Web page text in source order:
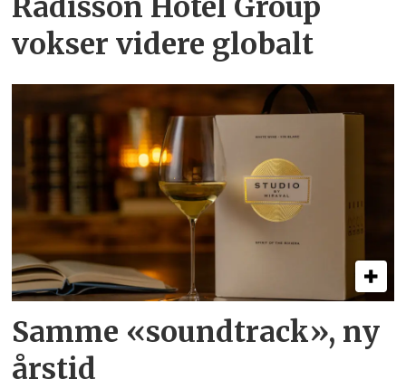
vokser videre globalt
Samme «soundtrack», ny
årstid